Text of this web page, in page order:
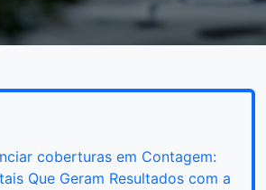
coberturas em Contagem:
Que Geram Resultados com a